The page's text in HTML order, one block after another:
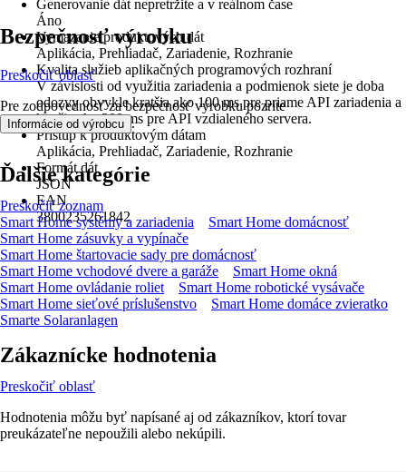
Generovanie dát nepretržite a v reálnom čase
Áno
Vymazanie produktových dát
Aplikácia, Prehliadač, Zariadenie, Rozhranie
Kvalita služieb aplikačných programových rozhraní
V závislosti od využitia zariadenia a podmienok siete je doba
odozvy obvykle kratšia ako 100 ms pre priame API zariadenia a
kratšia ako 300 ms pre API vzdialeného servera.
Prístup k produktovým dátam
Aplikácia, Prehliadač, Zariadenie, Rozhranie
Formát dát
JSON
EAN
3800235261842
Bezpečnosť výrobku
Preskočiť oblasť
Pre zodpovednosť za bezpečnosť výrobku pozrite
Informácie od výrobcu .
Ďalšie kategórie
Preskočiť zoznam
Smart Home systémy a zariadenia
Smart Home domácnosť
Smart Home zásuvky a vypínače
Smart Home štartovacie sady pre domácnosť
Smart Home vchodové dvere a garáže
Smart Home okná
Smart Home ovládanie roliet
Smart Home robotické vysávače
Smart Home sieťové príslušenstvo
Smart Home domáce zvieratko
Smarte Solaranlagen
Zákaznícke hodnotenia
Preskočiť oblasť
Hodnotenia môžu byť napísané aj od zákazníkov, ktorí tovar
preukázateľne nepoužili alebo nekúpili.